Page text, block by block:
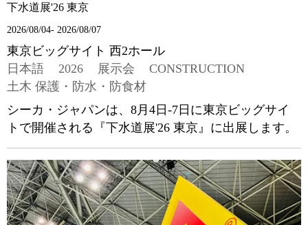
下水道展'26 東京
2026/08/04- 2026/08/07
東京ビッグサイト 西2ホール
日本語
2026 展示会
CONSTRUCTION
土木 保護・防水・防食材
シーカ・ジャパンは、8月4日-7日に東京ビッグサイ
トで開催される『下水道展'26 東京』に出展します。